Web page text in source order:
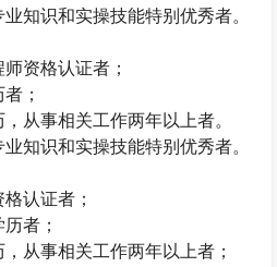
知识和实操技能特别优秀者。
师资格认证者；
；
从事相关工作两年以上者。
知识和实操技能特别优秀者。
格认证者；
者；
，从事相关工作两年以上者；